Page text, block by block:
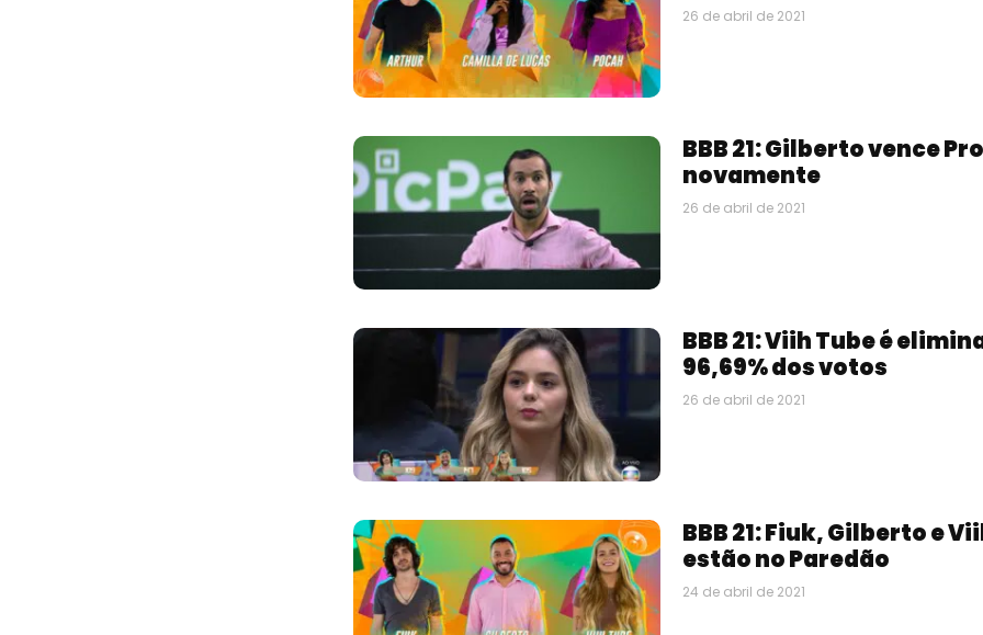
26 de abril de 2021
BBB 21: Gilberto vence
novamente
26 de abril de 2021
BBB 21: Viih Tube é
96,69% dos votos
26 de abril de 2021
BBB 21: Fiuk, Gilberto e
estão no Paredão
24 de abril de 2021